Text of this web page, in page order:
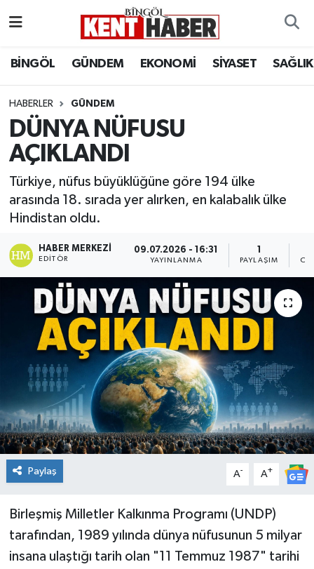
BİNGÖL GÜNDEM EKONOMİ SİYASET SAĞLIK
HABERLER GÜNDEM
DÜNYA NÜFUSU
AÇIKLANDI
Türkiye, nüfus büyüklüğüne göre 194 ülke
arasında 18. sırada yer alırken, en kalabalık ülke
Hindistan oldu.
HABER MERKEZI
EDITÖR
09.07.2026 - 16:31
YAYINLANMA PAYLAŞIM
Paylaş A- A+
Birleşmiş Milletler Kalkınma Programı (UNDP)
tarafından, 1989 yılında dünya nüfusunun 5 milyar
insana ulaştığı tarih olan "11 Temmuz 1987" tarihi
BİLİM-TEKNOLOJİ
DÜNYA
EĞİTİM
EKONOMİ
KARLIOVA
KİĞI
MERKEZ
RESMİ İLANLAR
SAĞLIK
SİYASET
SOLHAN
SPOR
Bingöl Hava Durumu
Bingöl Namaz Vakitleri
Bingöl Trafik Yoğunluk Haritası
Süper Lig Puan Durumu ve Fikstür
Haber Arşivi